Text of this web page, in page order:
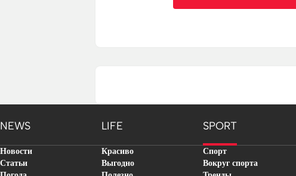
NEWS LIFE SPORT
Новости
Статьи
Красиво
Выгодно
Спорт
Вокруг спорта